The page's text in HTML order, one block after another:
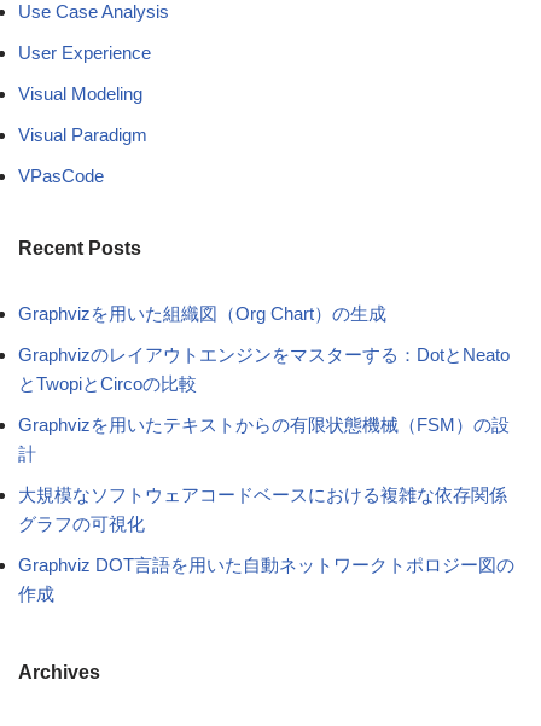
Use Case Analysis
User Experience
Visual Modeling
Visual Paradigm
VPasCode
Recent Posts
Graphvizを用いた組織図（Org Chart）の生成
Graphvizのレイアウトエンジンをマスターする：DotとNeato
とTwopiとCircoの比較
Graphvizを用いたテキストからの有限状態機械（FSM）の設
計
大規模なソフトウェアコードベースにおける複雑な依存関係
グラフの可視化
Graphviz DOT言語を用いた自動ネットワークトポロジー図の
作成
Archives